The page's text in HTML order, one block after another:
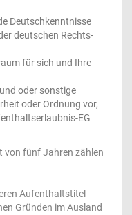
Deutschkenntnisse
deutschen Rechts-
für sich und Ihre
oder sonstige
oder Ordnung vor,
EG
von fünf Jahren zählen
Aufenthaltstitel
Gründen im Ausland